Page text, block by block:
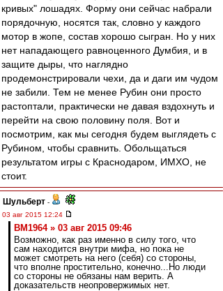
кривых" лошадях. Форму они сейчас набрали
порядочную, носятся так, словно у каждого
мотор в жопе, состав хорошо сыгран. Но у них
нет нападающего равноценного Думбия, и в
защите дыры, что наглядно
продемонстрировали чехи, да и даги им чудом
не забили. Тем не менее Рубин они просто
растоптали, практически не давая вздохнуть и
перейти на свою половину поля. Вот и
посмотрим, как мы сегодня будем выглядеть с
Рубином, чтобы сравнить. Обольщаться
результатом игры с Краснодаром, ИМХО, не
стоит.
Шульберт -
03 авг 2015 12:24
BM1964 » 03 авг 2015 09:46
Возможно, как раз именно в силу того, что
сам находится внутри мифа, но пока не
может смотреть на него (себя) со стороны,
что вполне простительно, конечно...Но люди
со стороны не обязаны нам верить. А
доказательств неопровержимых нет.